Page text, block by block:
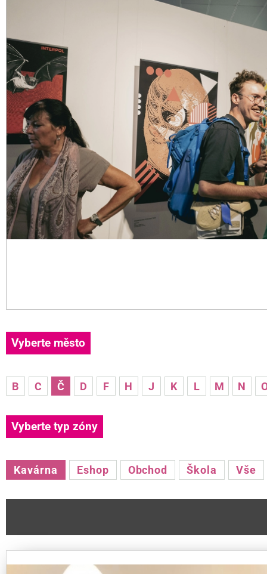
Vyberte město
B C Č D F H J K L M N
Vyberte typ zóny
Kavárna Eshop Obchod Škola Vše